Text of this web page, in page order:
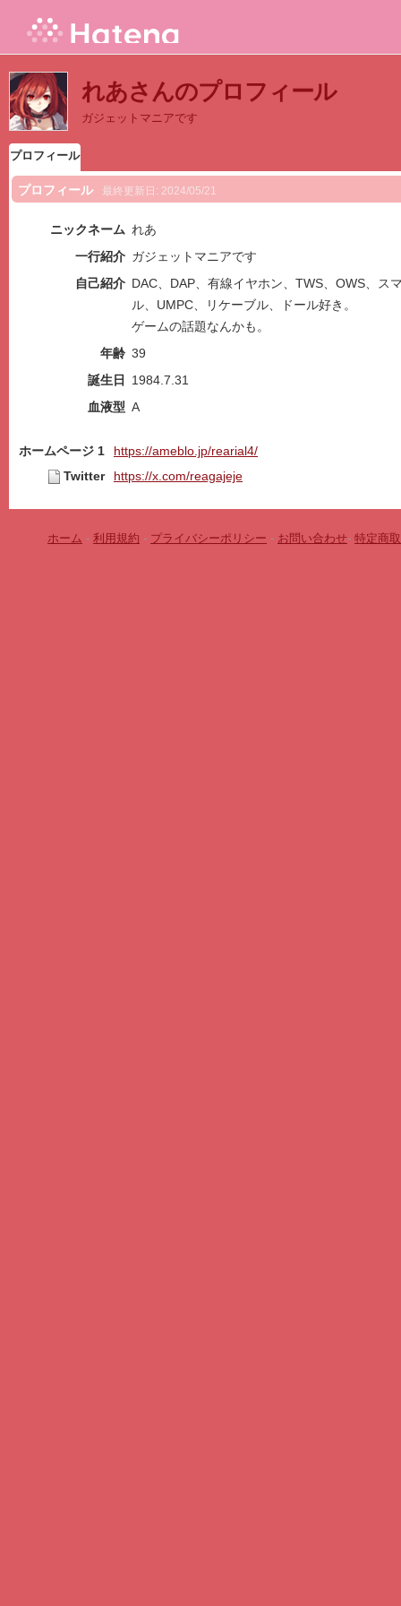
れあさんのプロフィール
ガジェットマニアです
プロフィール
プロフィール 最終更新日: 2024/05/21
ニックネーム れあ
一行紹介 ガジェットマニアです
自己紹介 DAC、DAP、有線イヤホン、TWS、OWS、ス
ル、UMPC、リケーブル、ドール好き。
ゲームの話題なんかも。
年齢 39
誕生日
1984.7.31
血液型 A
ホームページ 1
https://ameblo.jp/rearial4/
Twitter
https://x.com/reagajeje
ホーム - 利用規約 - プライバシーポリシー - お問い合わせ- 特定商